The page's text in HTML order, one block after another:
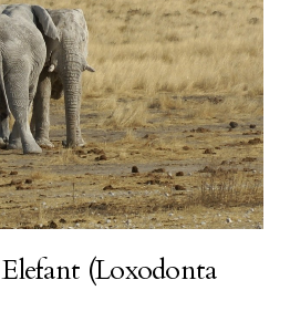
(Loxodonta